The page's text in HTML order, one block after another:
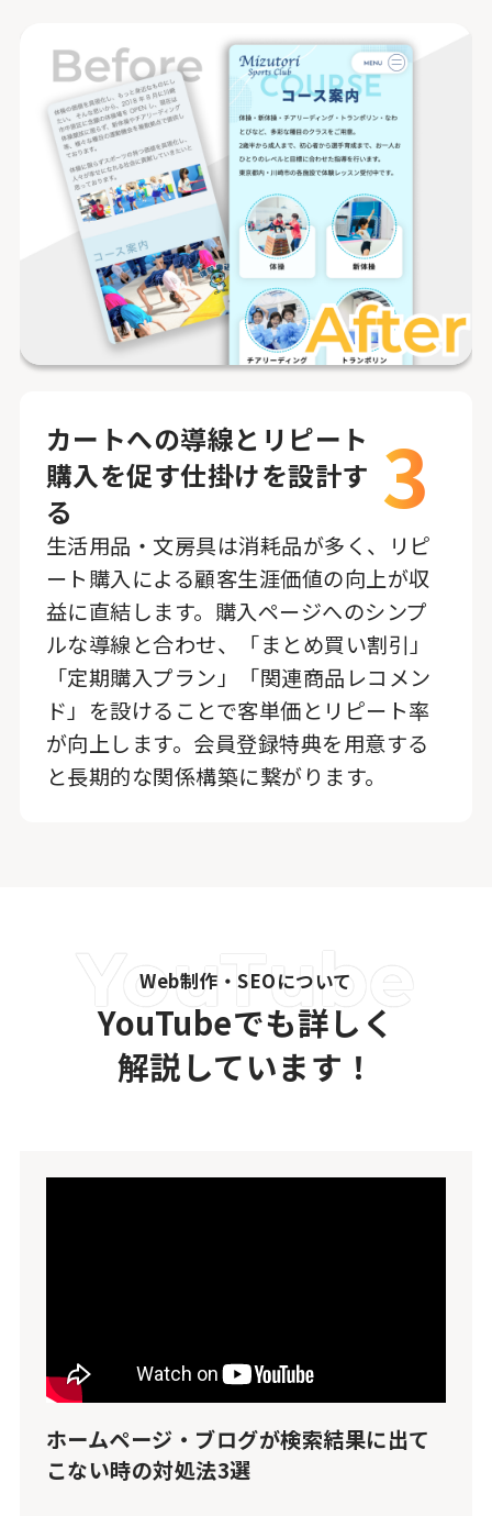
カートへの導線とリピート
購入を促す仕掛けを設計す
る
3
生活用品・文房具は消耗品が多く、リピ
ート購入による顧客生涯価値の向上が収
益に直結します。購入ページへのシンプ
ルな導線と合わせ、「まとめ買い割引」
「定期購入プラン」「関連商品レコメン
ド」を設けることで客単価とリピート率
が向上します。会員登録特典を用意する
と長期的な関係構築に繋がります。
Web制作・SEOについて
YouTubeでも詳しく
解説しています！
ホームページ・ブログが検索結果に出て
こない時の対処法3選